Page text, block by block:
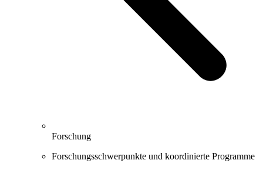
Forschung
Forschungsschwerpunkte und koordinierte Programme